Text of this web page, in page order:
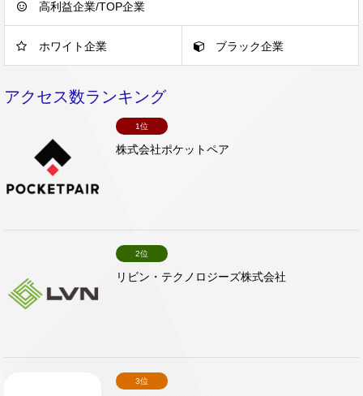
高利益企業/TOP企業
ホワイト企業 ブラック企業
アクセス数ランキング
1位
株式会社ポケットペア
2位
リビン・テクノロジーズ株式会社
3位